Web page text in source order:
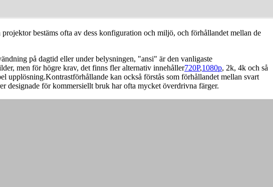
bestäms ofta av dess konfiguration och miljö, och förhållandet mellan de
på dagtid eller under belysningen, "ansi" är den vanligaste
men för högre krav, det finns fler alternativ innehåller720P,1080p, 2k, 4k och så
kan också förstås som förhållandet mellan svart
designade för kommersiellt bruk har ofta mycket överdrivna färger.